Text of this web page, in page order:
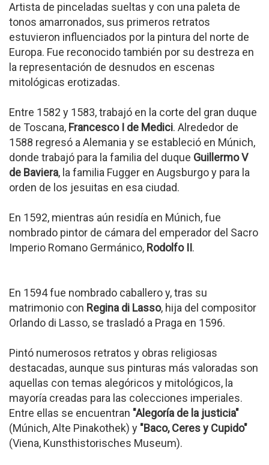
Artista de pinceladas sueltas y con una paleta de
tonos amarronados, sus primeros retratos
estuvieron influenciados por la pintura del norte de
Europa. Fue reconocido también por su destreza en
la representación de desnudos en escenas
mitológicas erotizadas.
Entre 1582 y 1583, trabajó en la corte del gran duque
de Toscana, Francesco I de Medici. Alrededor de
1588 regresó a Alemania y se estableció en Múnich,
donde trabajó para la familia del duque Guillermo V
de Baviera, la familia Fugger en Augsburgo y para la
orden de los jesuitas en esa ciudad.
En 1592, mientras aún residía en Múnich, fue
nombrado pintor de cámara del emperador del Sacro
Imperio Romano Germánico, Rodolfo II.
En 1594 fue nombrado caballero y, tras su
matrimonio con Regina di Lasso, hija del compositor
Orlando di Lasso, se trasladó a Praga en 1596.
Pintó numerosos retratos y obras religiosas
destacadas, aunque sus pinturas más valoradas son
aquellas con temas alegóricos y mitológicos, la
mayoría creadas para las colecciones imperiales.
Entre ellas se encuentran "Alegoría de la justicia"
(Múnich, Alte Pinakothek) y "Baco, Ceres y Cupido"
(Viena, Kunsthistorisches Museum).